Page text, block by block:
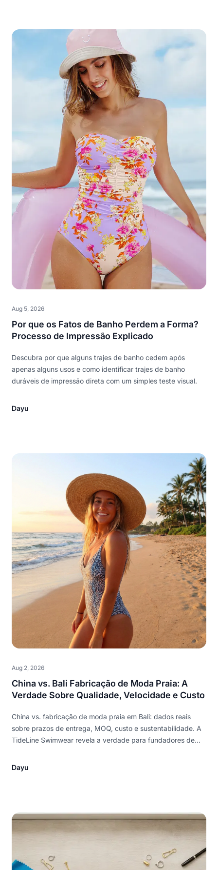
Aug 5, 2026
Por que os Fatos de Banho Perdem a Forma?
Processo de Impressão Explicado
Descubra por que alguns trajes de banho cedem após
apenas alguns usos e como identificar trajes de banho
duráveis de impressão direta com um simples teste visual.
Dayu
Aug 2, 2026
China vs. Bali Fabricação de Moda Praia: A
Verdade Sobre Qualidade, Velocidade e Custo
China vs. fabricação de moda praia em Bali: dados reais
sobre prazos de entrega, MOQ, custo e sustentabilidade. A
TideLine Swimwear revela a verdade para fundadores de
Dayu